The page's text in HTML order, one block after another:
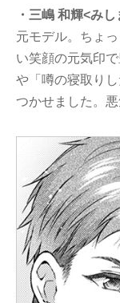
・三嶋 和輝<み
元モデル。ちょ
い笑顔の元気印
や「噂の寝取り
つかせました。悪